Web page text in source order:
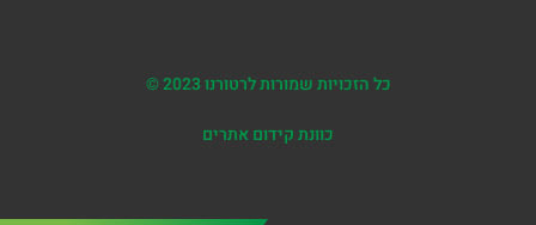
כל הזכויות שמורות לרטורנו 2023 ©
כוונת קידום אתרים